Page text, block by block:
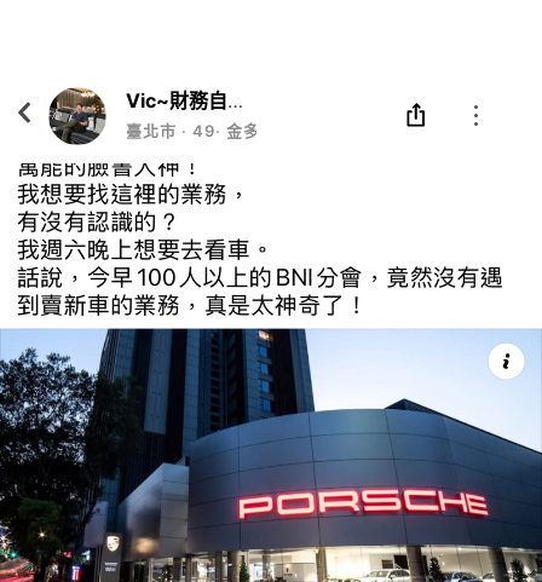
Vic~財務自由教練
臺北市 ‧ 49‧ 金多多資產管理公司執行長